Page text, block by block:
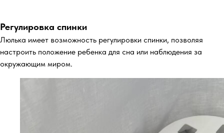
Регулировка спинки
Люлька имеет возможность регулировки спинки, позволяя
настроить положение ребенка для сна или наблюдения за
окружающим миром.